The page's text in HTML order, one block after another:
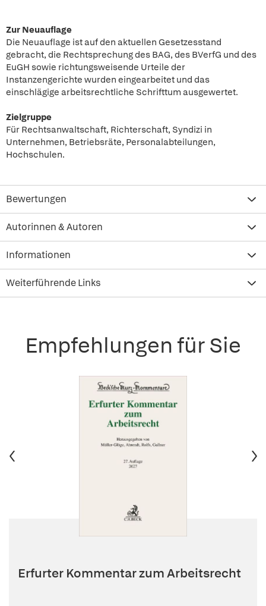
Zur Neuauflage
Die Neuauflage ist auf den aktuellen Gesetzesstand
gebracht, die Rechtsprechung des BAG, des BVerfG und des
EuGH sowie richtungsweisende Urteile der
Instanzengerichte wurden eingearbeitet und das
einschlägige arbeitsrechtliche Schrifttum ausgewertet.
Zielgruppe
Für Rechtsanwaltschaft, Richterschaft, Syndizi in
Unternehmen, Betriebsräte, Personalabteilungen,
Hochschulen.
Bewertungen
Autorinnen & Autoren
Informationen
Weiterführende Links
Empfehlungen für Sie
Erfurter Kommentar zum Arbeitsrecht